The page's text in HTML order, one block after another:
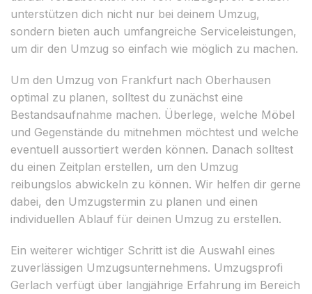
unterstützen dich nicht nur bei deinem Umzug,
sondern bieten auch umfangreiche Serviceleistungen,
um dir den Umzug so einfach wie möglich zu machen.
Um den Umzug von Frankfurt nach Oberhausen
optimal zu planen, solltest du zunächst eine
Bestandsaufnahme machen. Überlege, welche Möbel
und Gegenstände du mitnehmen möchtest und welche
eventuell aussortiert werden können. Danach solltest
du einen Zeitplan erstellen, um den Umzug
reibungslos abwickeln zu können. Wir helfen dir gerne
dabei, den Umzugstermin zu planen und einen
individuellen Ablauf für deinen Umzug zu erstellen.
Ein weiterer wichtiger Schritt ist die Auswahl eines
zuverlässigen Umzugsunternehmens. Umzugsprofi
Gerlach verfügt über langjährige Erfahrung im Bereich